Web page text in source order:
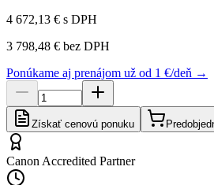
4 672,13 € s DPH
3 798,48 € bez DPH
Ponúkame aj prenájom už od 1 €/deň →
Získať cenovú ponuku
Canon Accredited Partner